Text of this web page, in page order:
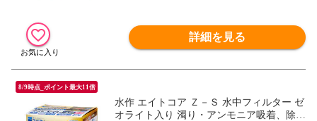
詳細を見る
8/9時点_ポイント最大11倍
水作 エイトコア Ｚ－Ｓ 水中フィルター ゼ
オライト入り 濁り・アンモニア吸着、除去